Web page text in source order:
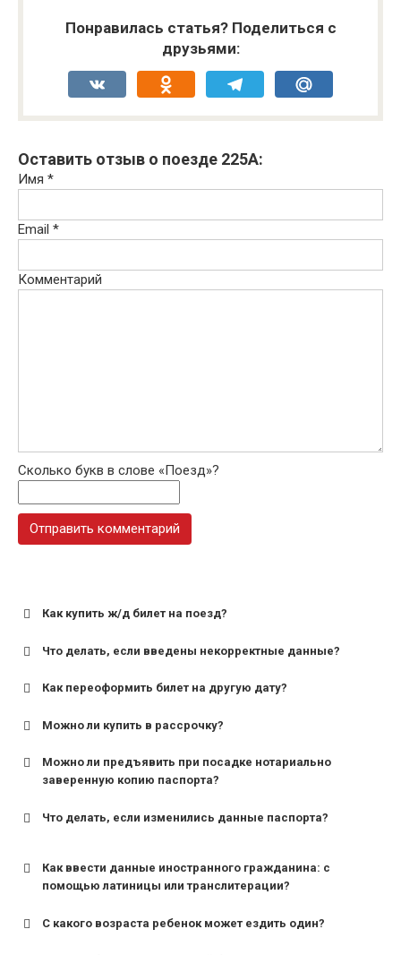
Понравилась статья? Поделиться с
друзьями:
VK OdnoklassnikiTelegram
Оставить отзыв о поезде 225А:
Имя *
Email *
Комментарий
Сколько букв в слове «Поезд»?
Как купить ж/д билет на поезд?
Что делать, если введены некорректные данные?
Как переоформить билет на другую дату?
Можно ли купить в рассрочку?
Можно ли предъявить при посадке нотариально
заверенную копию паспорта?
Что делать, если изменились данные паспорта?
Как ввести данные иностранного гражданина: с
помощью латиницы или транслитерации?
С какого возраста ребенок может ездить один?